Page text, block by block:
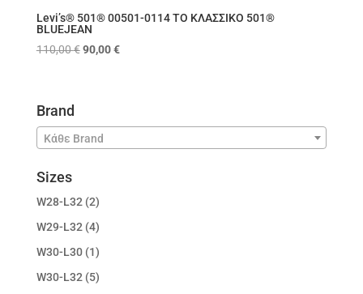
Levi’s® 501® 00501-0114 ΤΟ ΚΛΑΣΣΙΚΟ 501®
BLUEJEAN
110,00€ Original
90,00€Η
Brand
Κάθε Brand
Sizes
W28-L32 (2)
W29-L32 (4)
W30-L30 (1)
W30-L32 (5)